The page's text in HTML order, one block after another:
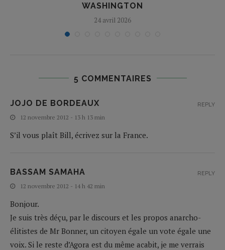
WASHINGTON
24 avril 2026
5 COMMENTAIRES
JOJO DE BORDEAUX
12 novembre 2012 - 13 h 13 min
S’il vous plaît Bill, écrivez sur la France.
REPLY
BASSAM SAMAHA
12 novembre 2012 - 14 h 42 min
Bonjour.
Je suis très déçu, par le discours et les propos anarcho-
élitistes de Mr Bonner, un citoyen égale un vote égale une
voix. Si le reste d’Agora est du même acabit, je me verrais
REPLY